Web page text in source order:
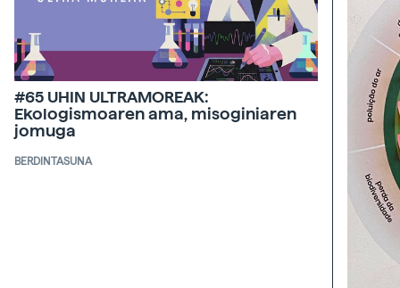
#65 UHIN ULTRAMOREAK:
Ekologismoaren ama, misoginiaren
jomuga
BERDINTASUNA